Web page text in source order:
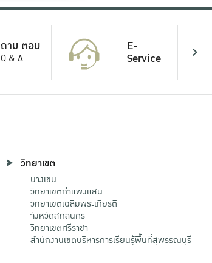
ถาม ตอบ
Q & A
E-
Service
วิทยาเขต
บางเขน
วิทยาเขตกําแพงแสน
วิทยาเขตเฉลิมพระเกียรติ
จังหวัดสกลนคร
วิทยาเขตศรีราชา
สำนักงานเขตบริหารการเรียนรู้พื้นที่สุพรรณบุรี